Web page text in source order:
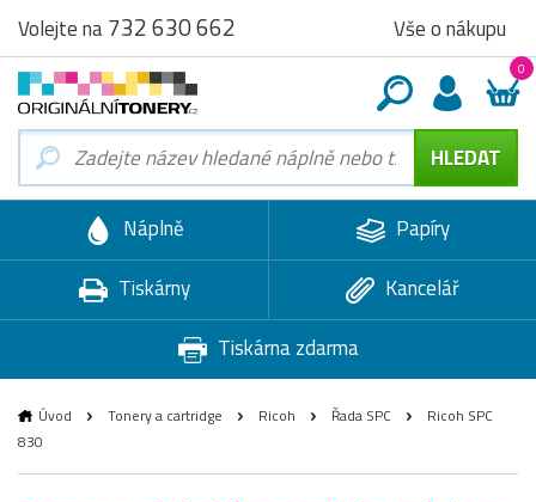
Volejte na732 630 662 Vše o nákupu
0
Náplně
Papíry
Tiskárny
Kancelář
Tiskárna zdarma
Úvod Tonery a cartridge Ricoh Řada SPC
Ricoh SPC
830